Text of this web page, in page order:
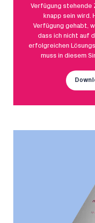
Verfügung stehende
knapp sein wird.
Verfügung gehabt,
dass ich nicht auf
erfolgreichen
muss in diesem